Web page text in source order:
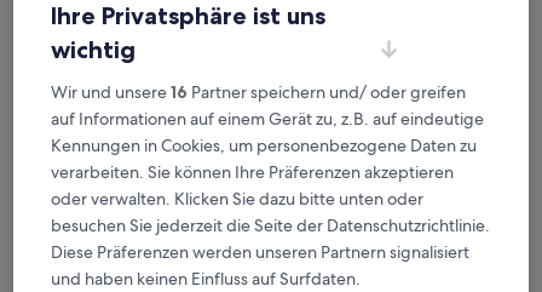
Holiday Inn – the niu, Mill Cologne
Mülheim by IHG
Holiday Inn – the niu, Mill Cologne Mülheim by IHG
Mülheim, 1,8 km von Stadtbahn-Haltestelle Wichheimer Str.
entfernt
9.2
von
10,
Wunderbar,
(334
Bewertungen)
9,2/10 Wunderbar (334 Bewertungen)
Preis
beträgt
80 €
inkl. Steuern & Gebühren
16. Aug.–17. Aug.
Ihre Privatsphäre ist uns
wichtig
Wir und unsere16 Partner speichern und/ oder greifen
auf Informationen auf einem Gerät zu, z.B. auf eindeutige
Kennungen in Cookies, um personenbezogene Daten zu
verarbeiten. Sie können Ihre Präferenzen akzeptieren
oder verwalten. Klicken Sie dazu bitte unten oder
besuchen Sie jederzeit die Seite der Datenschutzrichtlinie.
Diese Präferenzen werden unseren Partnern signalisiert
und haben keinen Einfluss auf Surfdaten.